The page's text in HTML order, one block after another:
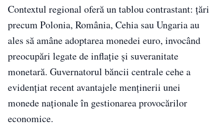
Contextul regional oferă un tablou contrastant: țări
precum Polonia, România, Cehia sau Ungaria au
ales să amâne adoptarea monedei euro, invocând
preocupări legate de inflație și suveranitate
monetară. Guvernatorul băncii centrale cehe a
evidențiat recent avantajele menținerii unei
monede naționale în gestionarea provocărilor
economice.